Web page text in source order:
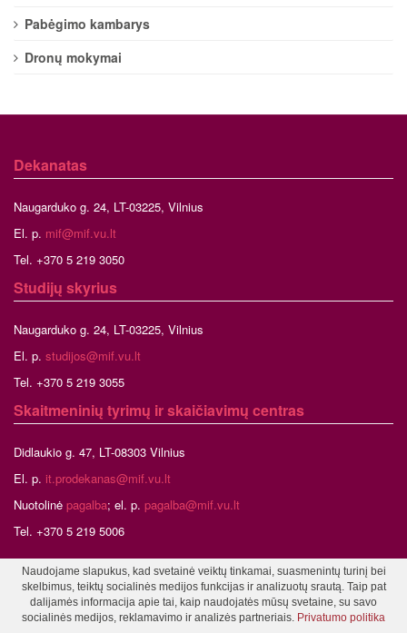
Pabėgimo kambarys
Dronų mokymai
Dekanatas
Naugarduko g. 24, LT-03225, Vilnius
El. p. mif@mif.vu.lt
Tel. +370 5 219 3050
Studijų skyrius
Naugarduko g. 24, LT-03225, Vilnius
El. p. studijos@mif.vu.lt
Tel. +370 5 219 3055
Skaitmeninių tyrimų ir skaičiavimų centras
Didlaukio g. 47, LT-08303 Vilnius
El. p. it.prodekanas@mif.vu.lt
Nuotolinė pagalba; el. p. pagalba@mif.vu.lt
Tel. +370 5 219 5006
©2026 Vilniaus universitetas, Matematikos ir informatikos fakultetas
Tinklalapio administratorius
Naudojame slapukus, kad svetainė veiktų tinkamai, suasmenintų turinį bei
skelbimus, teiktų socialinės medijos funkcijas ir analizuotų srautą. Taip pat
dalijamės informacija apie tai, kaip naudojatės mūsų svetaine, su savo
socialinės medijos, reklamavimo ir analizės partneriais. Privatumo politika